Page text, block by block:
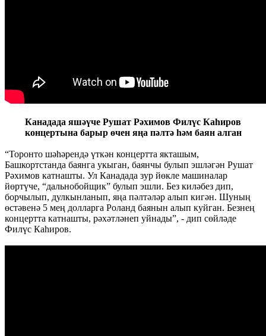
Канадада яшәүче Рушат Рәхимов Филүс Каһиров
концертына барыр өчен яңа пәлтә һәм баян алган
“Торонто шәһәрендә үткән концертта якташым,
Башкортстанда баянга укыган, баянчы булып эшләгән Рушат
Рәхимов катнашты. Ул Канадада зур йөкле машиналар
йөртүче, “дальнобойщик” булып эшли. Без киләбез дип,
борчылып, дулкынланып, яңа пәлтәләр алып кигән. Шуның
өстәвенә 5 мең долларга Роланд баянын алып куйган. Безнең
концертта катнашты, рәхәтләнеп уйнады”, - дип сөйләде
Филүс Каһиров.